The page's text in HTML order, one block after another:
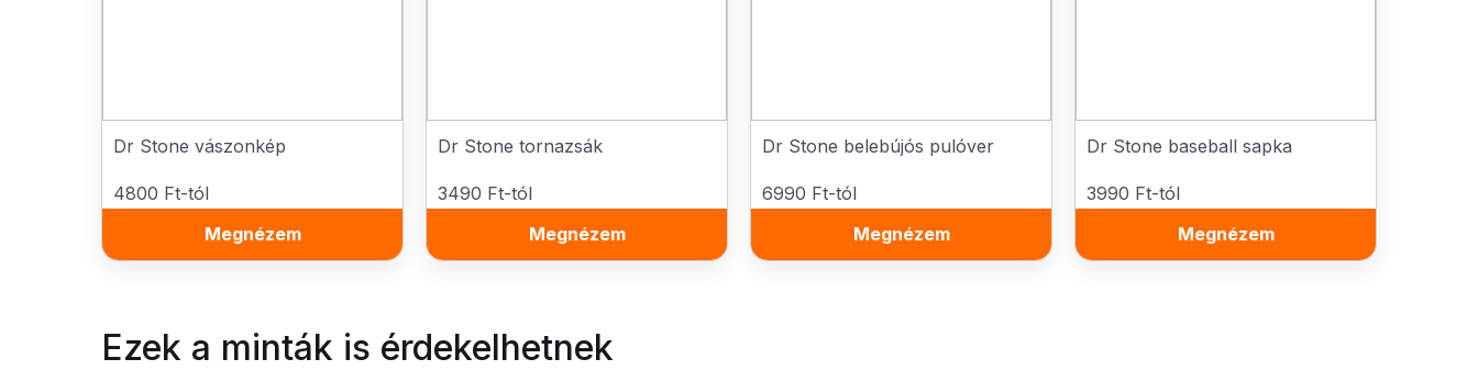
Dr Stone vászonkép
4800 Ft-tól
Megnézem
Dr Stone tornazsák
3490 Ft-tól
Megnézem
Dr Stone belebújós pulóver
6990 Ft-tól
Megnézem
Dr Stone baseball sapka
3990 Ft-tól
Megnézem
Ezek a minták is érdekelhetnek